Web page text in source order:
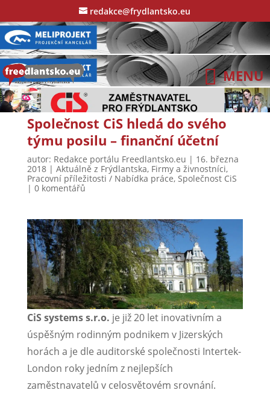
redakce@frydlantsko.eu
Společnost CiS hledá do svého
týmu posilu – finanční účetní
autor: Redakce portálu Freedlantsko.eu | 16. března
2018| Aktuálně z Frýdlantska, Firmy a živnostníci,
Pracovní příležitosti / Nabídka práce, Společnost CiS
| 0 komentářů
CiS systems s.r.o. je již 20 let inovativním a
úspěšným rodinným podnikem v Jizerských
horách a je dle auditorské společnosti Intertek-
London roky jedním z nejlepších
zaměstnavatelů v celosvětovém srovnání.